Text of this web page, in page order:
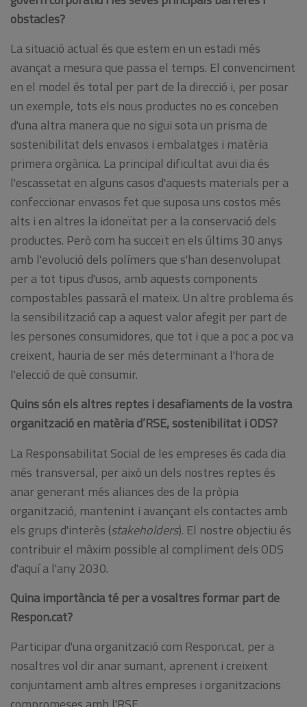
obstacles?
La situació actual és que estem en un estadi més
avançat a mesura que passa el temps. El convenciment
en el model és total per part de la direcció i, per posar
un exemple, tots els nous productes no es conceben
d'una altra manera que no sigui sota un prisma de
sostenibilitat dels envasos i embalatges i matèria
primera orgànica. La principal dificultat avui dia és
l'escassetat en alguns casos d'aquests materials per a
confeccionar envasos fet que suposa uns costos més
alts i en altres la idoneïtat per a la conservació dels
productes. Però com ha succeït en els últims 30 anys
amb l'evolució dels polímers que s'han desenvolupat
per a tot tipus d'usos, amb aquests components
compostables passarà el mateix. Un altre problema és
la sensibilització cap a aquest valor afegit per part de
les persones consumidores, que tot i que a poc a poc va
creixent, hauria de ser més determinant a l'hora de
l'elecció de què consumir.
Quins són els altres reptes i desafiaments de la vostra
organització en matèria d’RSE, sostenibilitat i ODS?
La Responsabilitat Social de les empreses és cada dia
més transversal, per això un dels nostres reptes és
anar generant més aliances des de la pròpia
organització, mantenint i avançant els contactes amb
els grups d'interès (stakeholders). El nostre objectiu és
contribuir el màxim possible al compliment dels ODS
d'aquí a l'any 2030.
Quina importància té per a vosaltres formar part de
Respon.cat?
Participar d'una organització com Respon.cat, per a
nosaltres vol dir anar sumant, aprenent i creixent
conjuntament amb altres empreses i organitzacions